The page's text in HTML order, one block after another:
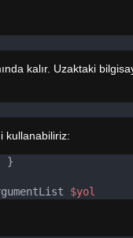
kalır. Uzaktaki
kullanabiliriz:
}
$yol